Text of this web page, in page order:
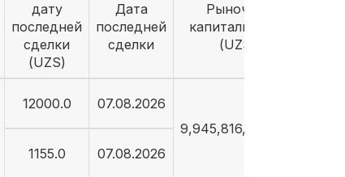
дату
последней
сделки
(UZS)
Дата
последней
сделки
Рыночная
капитализация
(UZS)
12000.0
07.08.2026
9,945,816,951,042
1155.0 07.08.2026